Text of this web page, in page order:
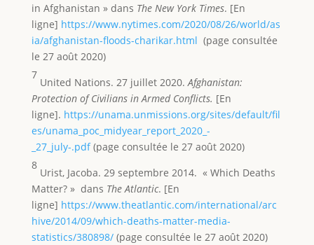
in Afghanistan » dans The New York Times. [En
ligne] https://www.nytimes.com/2020/08/26/world/as
ia/afghanistan-floods-charikar.html (page consultée
le 27 août 2020)
7
United Nations. 27 juillet 2020. Afghanistan:
Protection of Civilians in Armed Conflicts. [En
ligne]. https://unama.unmissions.org/sites/default/fil
es/unama_poc_midyear_report_2020_-
_27_july-.pdf(page consultée le 27 août 2020)
8
Urist, Jacoba. 29 septembre 2014. « Which Deaths
Matter? » dans The Atlantic. [En
ligne] https://www.theatlantic.com/international/arc
hive/2014/09/which-deaths-matter-media-
statistics/380898/(page consultée le 27 août 2020)